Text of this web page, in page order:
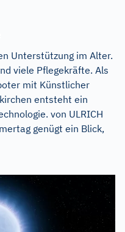
Unterstützung im Alter.
viele Pflegekräfte. Als
mit Künstlicher
entsteht ein
von ULRICH
genügt ein Blick,